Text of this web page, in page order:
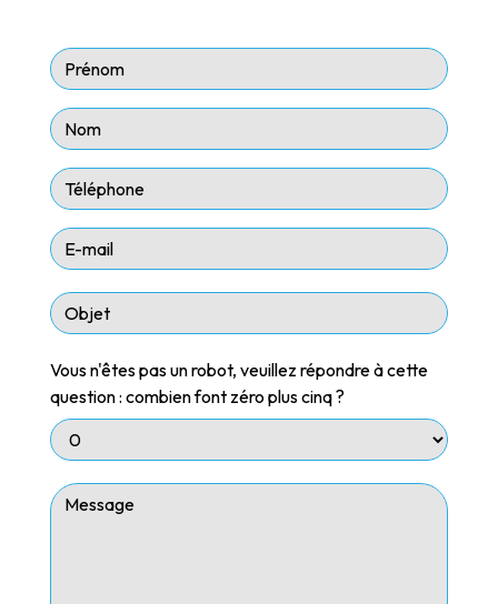
Vous n'êtes pas un robot, veuillez répondre à cette
question : combien font zéro plus cinq ?